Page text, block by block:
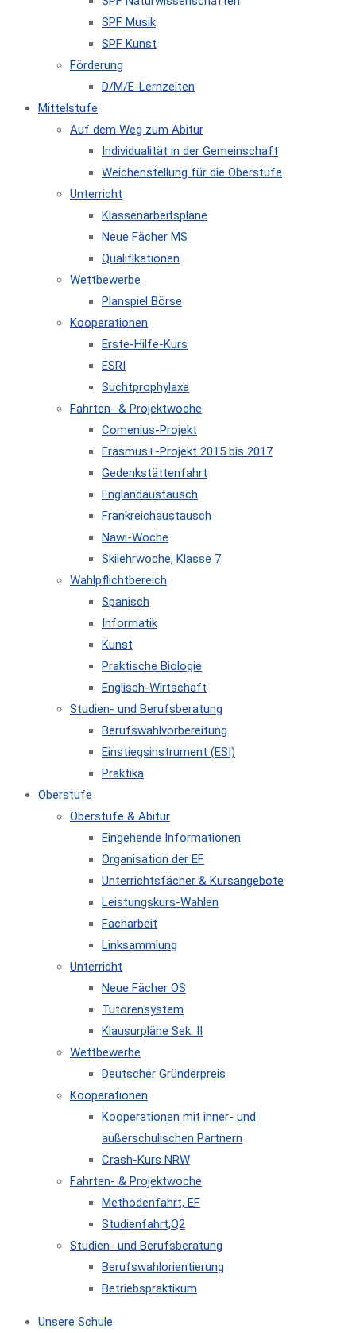
SPF Musik
SPF Kunst
Förderung
D/M/E-Lernzeiten
Mittelstufe
Auf dem Weg zum Abitur
Individualität in der Gemeinschaft
Weichenstellung für die Oberstufe
Unterricht
Klassenarbeitspläne
Neue Fächer MS
Qualifikationen
Wettbewerbe
Planspiel Börse
Kooperationen
Erste-Hilfe-Kurs
ESRI
Suchtprophylaxe
Fahrten- & Projektwoche
Comenius-Projekt
Erasmus+-Projekt 2015 bis 2017
Gedenkstättenfahrt
Englandaustausch
Frankreichaustausch
Nawi-Woche
Skilehrwoche, Klasse 7
Wahlpflichtbereich
Spanisch
Informatik
Kunst
Praktische Biologie
Englisch-Wirtschaft
Studien- und Berufsberatung
Berufswahlvorbereitung
Einstiegsinstrument (ESI)
Praktika
Oberstufe
Oberstufe & Abitur
Eingehende Informationen
Organisation der EF
Unterrichtsfächer & Kursangebote
Leistungskurs-Wahlen
Facharbeit
Linksammlung
Unterricht
Neue Fächer OS
Tutorensystem
Klausurpläne Sek. II
Wettbewerbe
Deutscher Gründerpreis
Kooperationen
Kooperationen mit inner- und
außerschulischen Partnern
Crash-Kurs NRW
Fahrten- & Projektwoche
Methodenfahrt, EF
Studienfahrt,Q2
Studien- und Berufsberatung
Berufswahlorientierung
Betriebspraktikum
Unsere Schule